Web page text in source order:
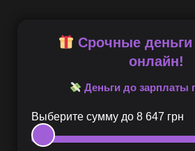
Срочные деньги
онлайн!
Деньги до зарплаты
Выберите сумму до 8 647 грн